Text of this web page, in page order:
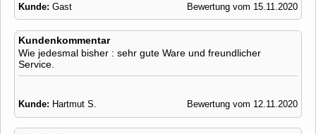
Kunde: Gast Bewertung vom 15.11.2020
Kundenkommentar
Wie jedesmal bisher : sehr gute Ware und freundlicher
Service.
Kunde: Hartmut S. Bewertung vom 12.11.2020